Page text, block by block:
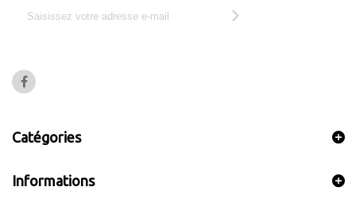
Catégories
Informations